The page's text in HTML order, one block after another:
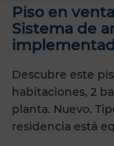
Piso en
Sistema de
Descubre este
habitaciones, 2
planta. Nuevo.
residencia está